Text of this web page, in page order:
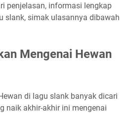
penjelasan, informasi lengkap
slank, simak ulasannya dibawah
Mengenai Hewan
di lagu slank banyak dicari
naik akhir-akhir ini mengenai